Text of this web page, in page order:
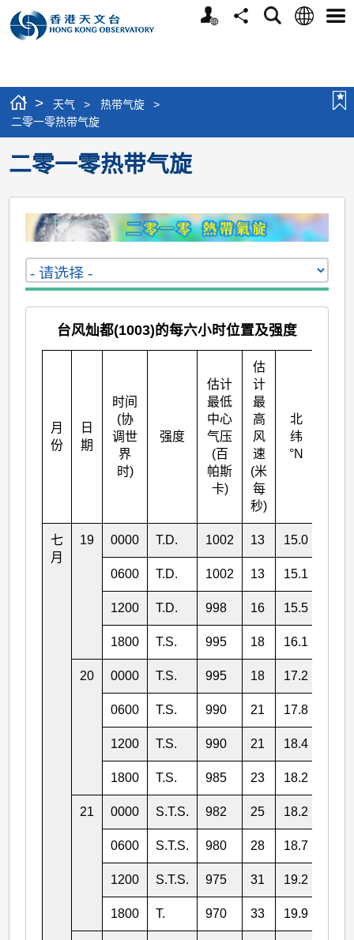
个
分
搜
语
选
> 天气 > 热带气旋
>
二零一零热带气旋
二零一零热带气旋
台风灿都(1003)的每六小时位置及强度
月
份
日
期
时间
(协
调世
界
时)
强度
估计
最低
中心
气压
(百
帕斯
卡)
估
计
最
高
风
速
(米
每
秒)
北
纬
°N
七
月
19 0000 T.D. 1002 13 15.0
0600 T.D. 1002 13 15.1
1200 T.D. 998 16 15.5
1800 T.S. 995 18 16.1
20 0000 T.S. 995 18 17.2
0600 T.S. 990 21 17.8
1200 T.S. 990 21 18.4
1800 T.S. 985 23 18.2
21 0000 S.T.S. 982 25 18.2
0600 S.T.S. 980 28 18.7
1200 S.T.S. 975 31 19.2
1800 T. 970 33 19.9